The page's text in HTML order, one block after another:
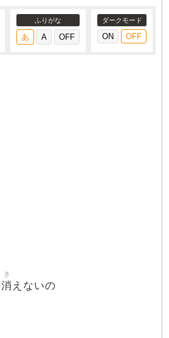
ふりがな ダークモード
消
き
えないの